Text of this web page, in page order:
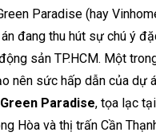
Paradise (hay
đang thu hút sự chú ý
sản TP.HCM. Một
nên sức hấp dẫn của dự
Paradise, tọa lạc
Hòa và thị trấn Cần